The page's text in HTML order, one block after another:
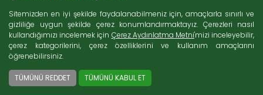
Sitemizden en iyi şekilde faydalanabilmeniz için, amaçlarla sınırlı ve
gizliliğe uygun şekilde çerez konumlandırmaktayız. Çerezleri nasıl
kullandığımızı incelemek için Çerez Aydınlatma Metni'mizi inceleyebilir,
çerez kategorilerini, çerez özelliklerini ve kullanım amaçlarını
öğrenebilirsiniz.
TÜMÜNÜ REDDET TÜMÜNÜ KABUL ET